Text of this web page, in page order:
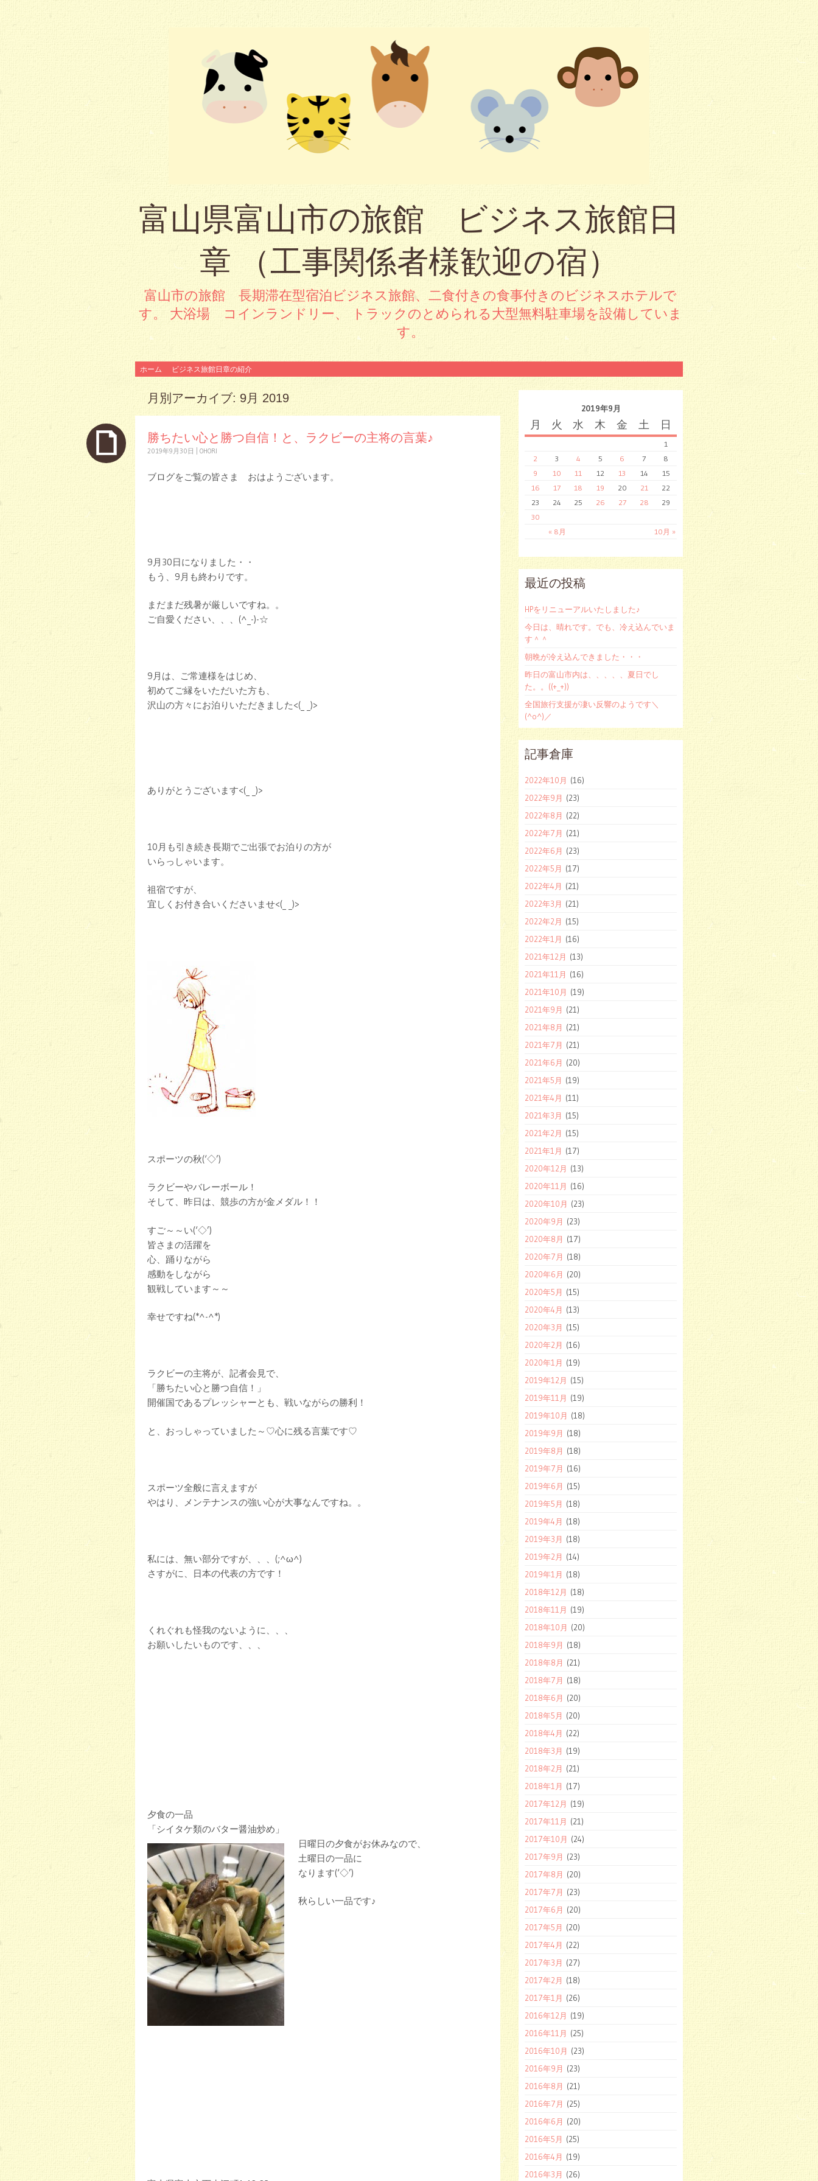
富山県富山市の旅館 ビジネス旅館日
章 （工事関係者様歓迎の宿）
富山市の旅館 長期滞在型宿泊ビジネス旅館、二食付きの食事付きのビジネスホテルで
す。 大浴場 コインランドリー、 トラックのとめられる大型無料駐車場を設備していま
す。
コンテンツへスキップ
ホーム ビジネス旅館日章の紹介
月別アーカイブ: 9月 2019
勝ちたい心と勝つ自信！と、ラクビーの主将の言葉♪
2019年9月30日 OHORI
ブログをご覧の皆さま おはようございます。
9月30日になりました・・
もう、9月も終わりです。
まだまだ残暑が厳しいですね。。
ご自愛ください、、、(^_-)-☆
9月は、ご常連様をはじめ、
初めてご縁をいただいた方も、
沢山の方々にお泊りいただきました<(_ _)>
ありがとうございます<(_ _)>
10月も引き続き長期でご出張でお泊りの方が
いらっしゃいます。
祖宿ですが、
宜しくお付き合いくださいませ<(_ _)>
スポーツの秋(‘◇’)ゞ
ラクビーやバレーボール！
そして、昨日は、競歩の方が金メダル！！
すご～～い(‘◇’)ゞ
皆さまの活躍を
心、踊りながら
感動をしながら
観戦しています～～
幸せですね(*^-^*)
ラクビーの主将が、記者会見で、
「勝ちたい心と勝つ自信！」
開催国であるプレッシャーとも、戦いながらの勝利！
と、おっしゃっていました～♡心に残る言葉です♡
スポーツ全般に言えますが
やはり、メンテナンスの強い心が大事なんですね。。
私には、無い部分ですが、、、(;^ω^)
さすがに、日本の代表の方です！
くれぐれも怪我のないように、、、
お願いしたいものです、、、
夕食の一品
「シイタケ類のバター醤油炒め」
日曜日の夕食がお休みなので、
土曜日の一品に
なります(‘◇’)ゞ
秋らしい一品です♪
2019年9月
月 火 水 木 金 土 日
« 8月 10月 »
1
2
3 4 5 6 7
8
9
10 11 12 13 14
15
16
17 18 19 20 21
22
23
24 25 26 27 28
29
30
最近の投稿
HPをリニューアルいたしました♪
今日は、晴れです。でも、冷え込んでいま
す＾＾
朝晩が冷え込んできました・・・
昨日の富山市内は、、、、、夏日でし
た。。((+_+))
全国旅行支援が凄い反響のようです＼
(^o^)／
記事倉庫
2022年10月 (16)
2022年9月 (23)
2022年8月 (22)
2022年7月 (21)
2022年6月 (23)
2022年5月 (17)
2022年4月 (21)
2022年3月 (21)
2022年2月 (15)
2022年1月 (16)
2021年12月 (13)
2021年11月 (16)
2021年10月 (19)
2021年9月 (21)
2021年8月 (21)
2021年7月 (21)
2021年6月 (20)
2021年5月 (19)
2021年4月 (11)
2021年3月 (15)
2021年2月 (15)
2021年1月 (17)
2020年12月 (13)
2020年11月 (16)
2020年10月 (23)
2020年9月 (23)
2020年8月 (17)
2020年7月 (18)
2020年6月 (20)
2020年5月 (15)
2020年4月 (13)
2020年3月 (15)
2020年2月 (16)
2020年1月 (19)
2019年12月 (15)
2019年11月 (19)
2019年10月 (18)
2019年9月 (18)
2019年8月 (18)
2019年7月 (16)
2019年6月 (15)
2019年5月 (18)
2019年4月 (18)
2019年3月 (18)
2019年2月 (14)
2019年1月 (18)
2018年12月 (18)
2018年11月 (19)
2018年10月 (20)
2018年9月 (18)
2018年8月 (21)
2018年7月 (18)
2018年6月 (20)
2018年5月 (20)
2018年4月 (22)
2018年3月 (19)
2018年2月 (21)
2018年1月 (17)
2017年12月 (19)
2017年11月 (21)
2017年10月 (24)
2017年9月 (23)
2017年8月 (20)
2017年7月 (23)
2017年6月 (20)
2017年5月 (20)
2017年4月 (22)
2017年3月 (27)
2017年2月 (18)
2017年1月 (26)
2016年12月 (19)
2016年11月 (25)
2016年10月 (23)
2016年9月 (23)
2016年8月 (21)
2016年7月 (25)
2016年6月 (20)
2016年5月 (25)
2016年4月 (19)
2016年3月 (26)